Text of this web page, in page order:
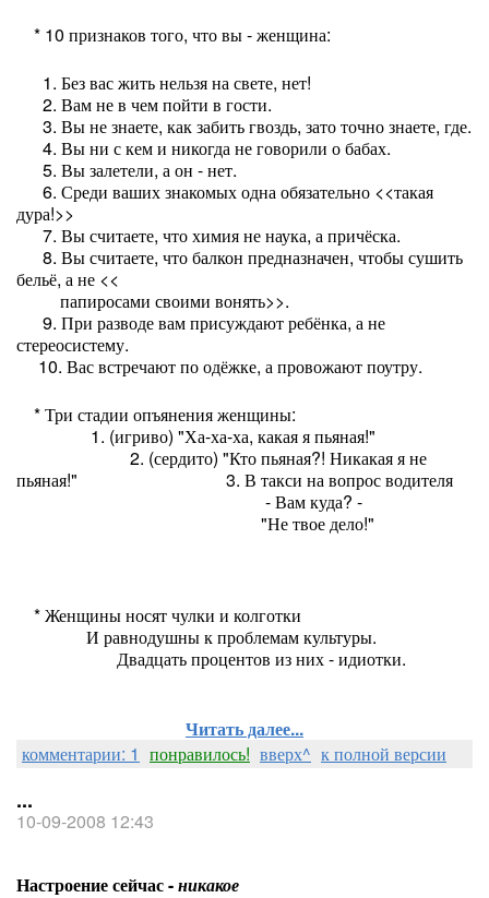
* 10 признаков того, что вы - женщина:
1. Без вас жить нельзя на свете, нет!
2. Вам не в чем пойти в гости.
3. Вы не знаете, как забить гвоздь, зато точно знаете, где.
4. Вы ни с кем и никогда не говорили о бабах.
5. Вы залетели, а он - нет.
6. Среди ваших знакомых одна обязательно <<такая
дура!>>
7. Вы считаете, что химия не наука, а причёска.
8. Вы считаете, что балкон предназначен, чтобы сушить
бельё, а не <<
папиросами своими вонять>>.
9. При разводе вам присуждают ребёнка, а не
стереосистему.
10. Вас встречают по одёжке, а провожают поутру.
* Три стадии опъянения женщины:
1. (игриво) "Ха-ха-ха, какая я пьяная!"
2. (сердито) "Кто пьяная?! Никакая я не
пьяная!" 3. В такси на вопрос водителя
- Вам куда? -
"Не твое дело!"
* Женщины носят чулки и колготки
И равнодушны к проблемам культуры.
Двадцать процентов из них - идиотки.
Читать далее...
комментарии: 1 понравилось! вверх^ к полной версии
...
10-09-2008 12:43
Настроение сейчас -никакое